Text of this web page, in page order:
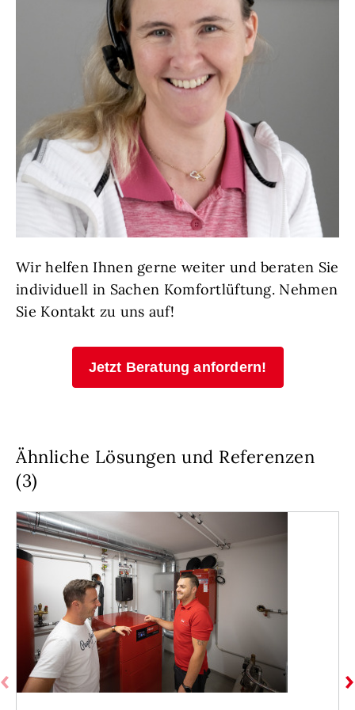
Wir helfen Ihnen gerne weiter und beraten Sie
individuell in Sachen Komfortlüftung. Nehmen
Sie Kontakt zu uns auf!
Jetzt Beratung anfordern!
Ähnliche Lösungen und Referenzen
(3)